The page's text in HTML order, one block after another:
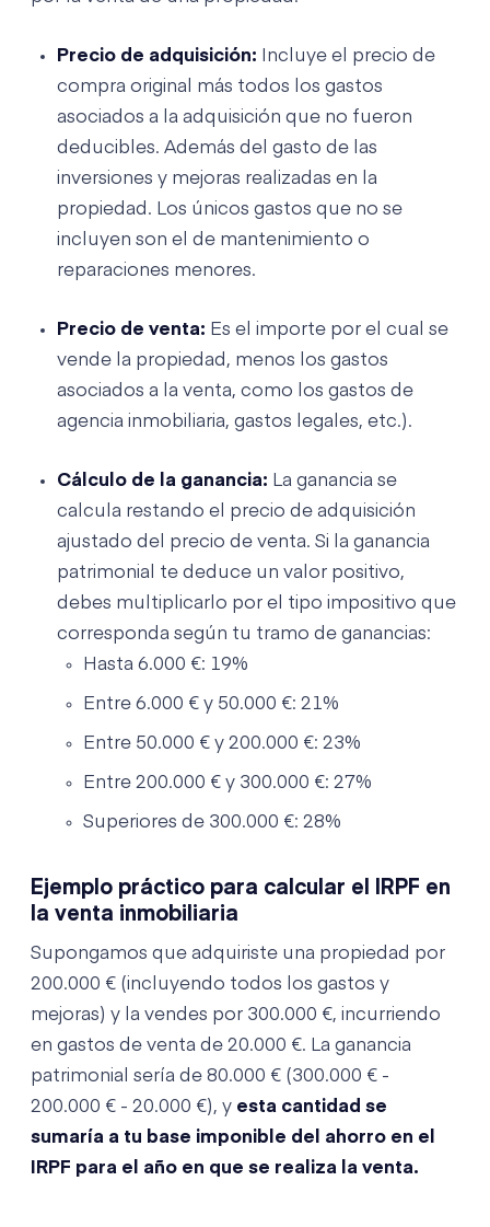
Precio de adquisición: Incluye el precio de
compra original más todos los gastos
asociados a la adquisición que no fueron
deducibles. Además del gasto de las
inversiones y mejoras realizadas en la
propiedad. Los únicos gastos que no se
incluyen son el de mantenimiento o
reparaciones menores.
Precio de venta: Es el importe por el cual se
vende la propiedad, menos los gastos
asociados a la venta, como los gastos de
agencia inmobiliaria, gastos legales, etc.).
Cálculo de la ganancia: La ganancia se
calcula restando el precio de adquisición
ajustado del precio de venta. Si la ganancia
patrimonial te deduce un valor positivo,
debes multiplicarlo por el tipo impositivo que
corresponda según tu tramo de ganancias:
Hasta 6.000 €: 19%
Entre 6.000 € y 50.000 €: 21%
Entre 50.000 € y 200.000 €: 23%
Entre 200.000 € y 300.000 €: 27%
Superiores de 300.000 €: 28%
Ejemplo práctico para calcular el IRPF en
la venta inmobiliaria
Supongamos que adquiriste una propiedad por
200.000 € (incluyendo todos los gastos y
mejoras) y la vendes por 300.000 €, incurriendo
en gastos de venta de 20.000 €. La ganancia
patrimonial sería de 80.000 € (300.000 € -
200.000 € - 20.000 €), y esta cantidad se
sumaría a tu base imponible del ahorro en el
IRPF para el año en que se realiza la venta.